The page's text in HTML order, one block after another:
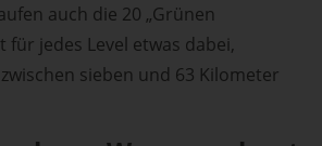
auch die 20 „Grünen
für jedes Level etwas dabei,
sieben und 63 Kilometer